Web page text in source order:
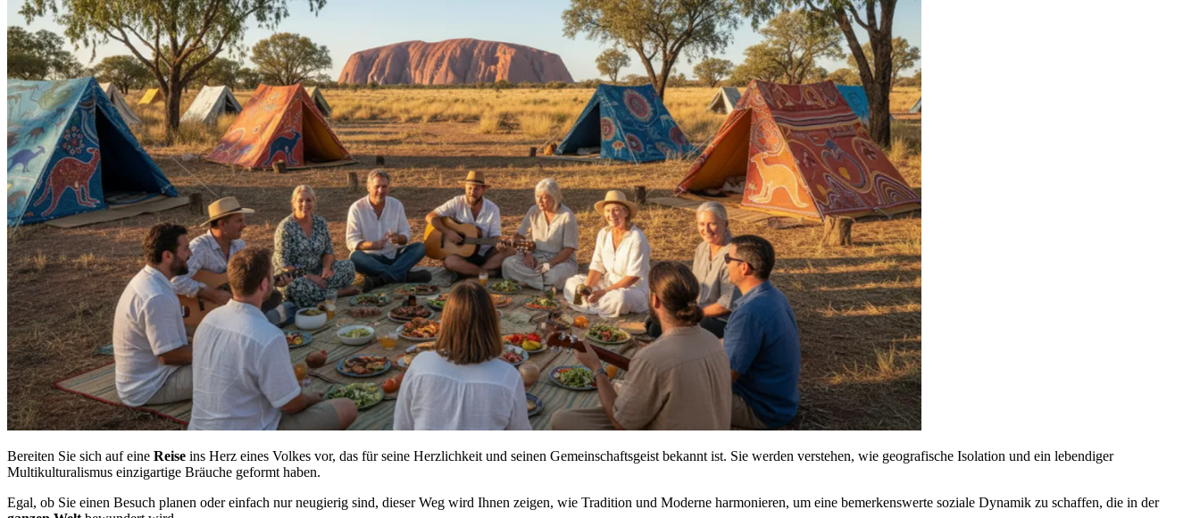
Bereiten Sie sich auf eine Reise ins Herz eines Volkes vor, das für seine Herzlichkeit und seinen Gemeinschaftsgeist bekannt ist. Sie werden verstehen, wie geografische Isolation und ein lebendiger
Multikulturalismus einzigartige Bräuche geformt haben.
Egal, ob Sie einen Besuch planen oder einfach nur neugierig sind, dieser Weg wird Ihnen zeigen, wie Tradition und Moderne harmonieren, um eine bemerkenswerte soziale Dynamik zu schaffen, die in der